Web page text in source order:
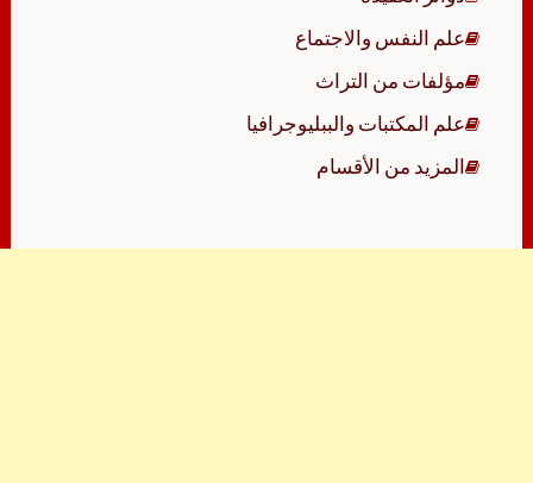
علم النفس والاجتماع
مؤلفات من التراث
علم المكتبات والببليوجرافيا
المزيد من الأقسام